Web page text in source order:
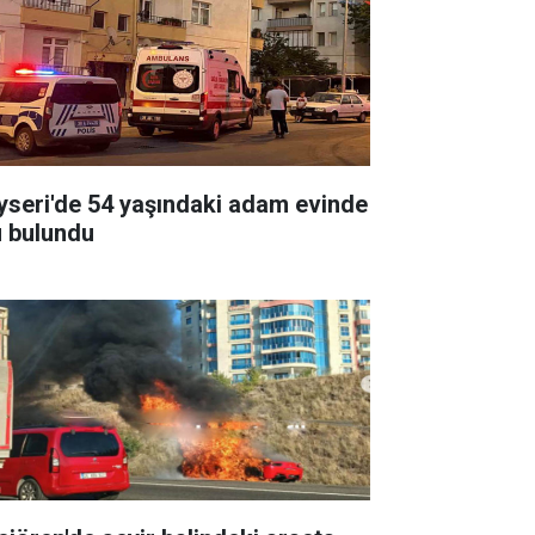
54 yaşındaki adam evinde
bulundu